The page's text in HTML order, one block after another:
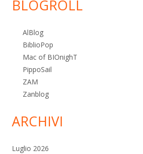
BLOGROLL
AlBlog
BiblioPop
Mac of BIOnighT
PippoSail
ZAM
Zanblog
ARCHIVI
Luglio 2026